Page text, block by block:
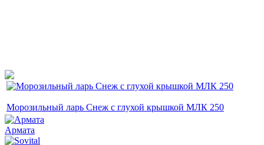
Морозильный ларь Снеж с глухой крышкой МЛК 250
Армата